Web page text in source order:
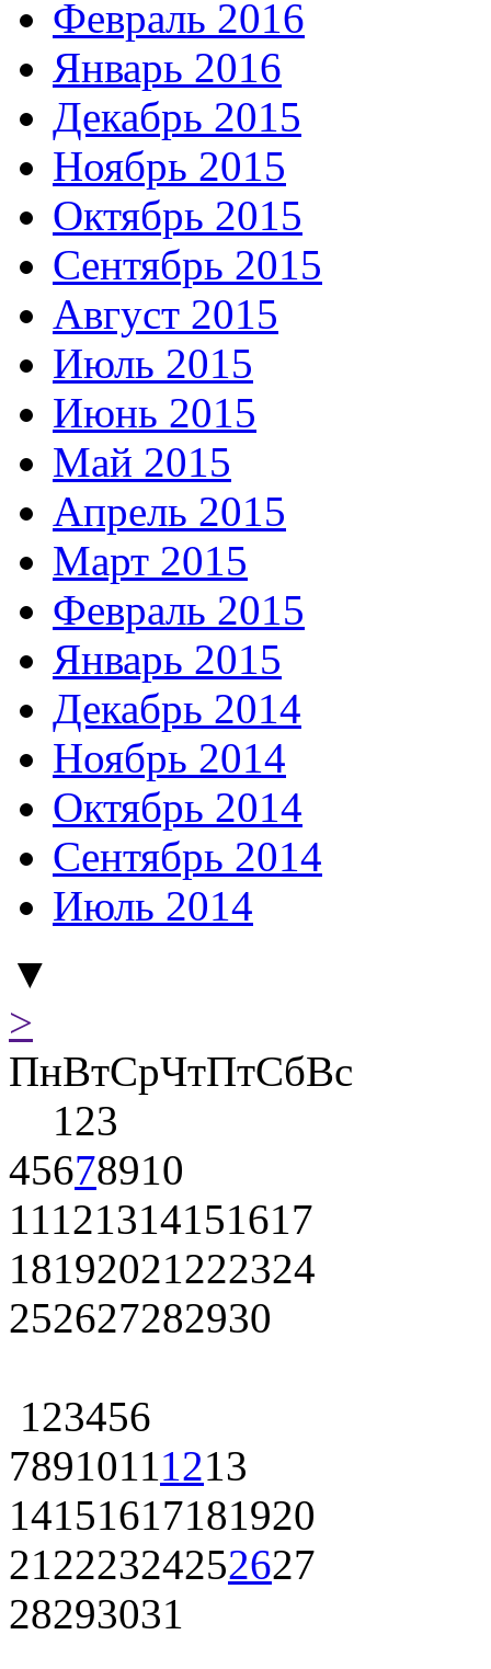
Февраль 2016
Январь 2016
Декабрь 2015
Ноябрь 2015
Октябрь 2015
Сентябрь 2015
Август 2015
Июль 2015
Июнь 2015
Май 2015
Апрель 2015
Март 2015
Февраль 2015
Январь 2015
Декабрь 2014
Ноябрь 2014
Октябрь 2014
Сентябрь 2014
Июль 2014
▼
>
ПнВтСрЧтПтСбВс
123
45678910
11121314151617
18192021222324
252627282930
123456
78910111213
14151617181920
21222324252627
28293031